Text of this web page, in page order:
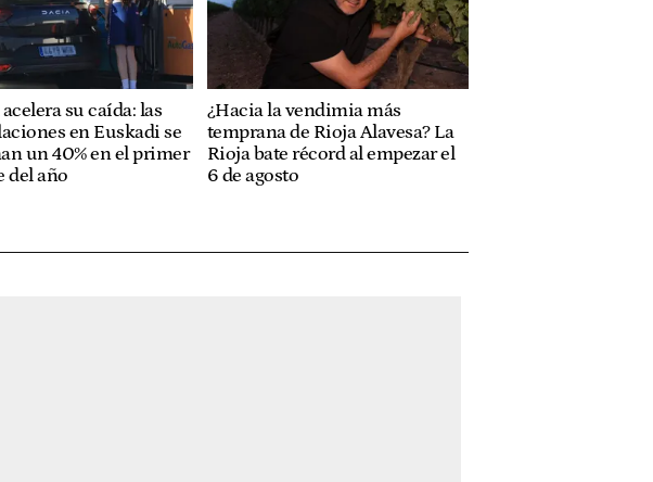
su caída: las
en Euskadi se
un 40% en el primer
del año
¿Hacia la vendimia más
temprana de Rioja Alavesa? La
Rioja bate récord al empezar el
6 de agosto